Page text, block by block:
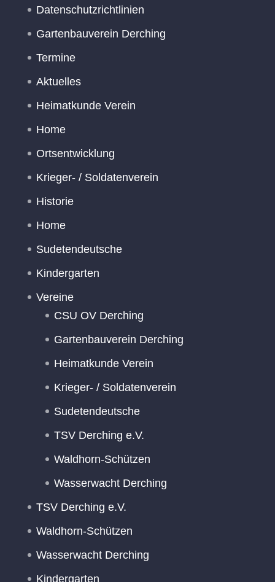
Datenschutzrichtlinien
Gartenbauverein Derching
Termine
Aktuelles
Heimatkunde Verein
Home
Ortsentwicklung
Krieger- / Soldatenverein
Historie
Home
Sudetendeutsche
Kindergarten
Vereine
CSU OV Derching
Gartenbauverein Derching
Heimatkunde Verein
Krieger- / Soldatenverein
Sudetendeutsche
TSV Derching e.V.
Waldhorn-Schützen
Wasserwacht Derching
TSV Derching e.V.
Waldhorn-Schützen
Wasserwacht Derching
Kindergarten